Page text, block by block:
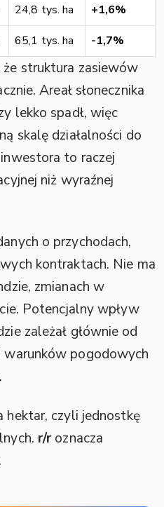
24,8 tys. ha
+1,6%
65,1 tys. ha -1,7%
struktura zasiewów
Areał słonecznika
lekko spadł, więc
skalę działalności do
to raczej
niż wyraźnej
o przychodach,
kontraktach. Nie ma
zmianach w
Potencjalny wpływ
zależał głównie od
warunków pogodowych
hektar, czyli jednostkę
r/roznacza